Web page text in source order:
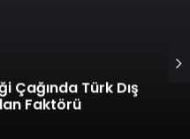
Çağında Türk Dış
Faktörü